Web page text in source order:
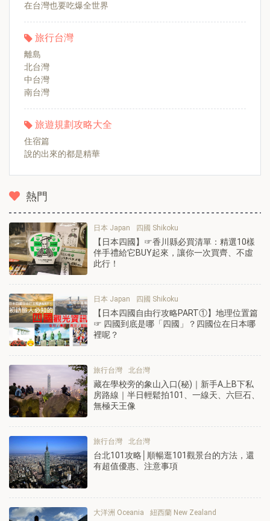
在台灣也要吃爆全世界
旅行台灣
離島
北台灣
中台灣
南台灣
旅遊規劃攻略大全
住宿篇
說的出來的都是精華
熱門
日本 Japan 四國 Shikoku
【日本四國】☞香川縣必買清單：精選10樣
伴手禮給它BUY起來，讓你一次買齊、不虛
此行！
日本 Japan 四國 Shikoku
【日本四國自由行攻略PART①】地理位置篇
☞ 四國到底是哪「四國」？四國位在日本哪
裡呢？
旅行台灣 北台灣
藏在學校旁的象山入口(秘)｜新手A上B下私
房路線｜半日輕鬆拍101、一線天、六巨石、
無極天王像
旅行台灣 北台灣
台北101攻略│順暢逛101觀景台的方法，還
有超值優惠、注意事項
大洋洲 Oceania 紐西蘭 New Zealand